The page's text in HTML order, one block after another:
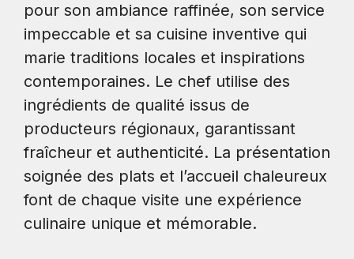
pour son ambiance raffinée, son service
impeccable et sa cuisine inventive qui
marie traditions locales et inspirations
contemporaines. Le chef utilise des
ingrédients de qualité issus de
producteurs régionaux, garantissant
fraîcheur et authenticité. La présentation
soignée des plats et l’accueil chaleureux
font de chaque visite une expérience
culinaire unique et mémorable.